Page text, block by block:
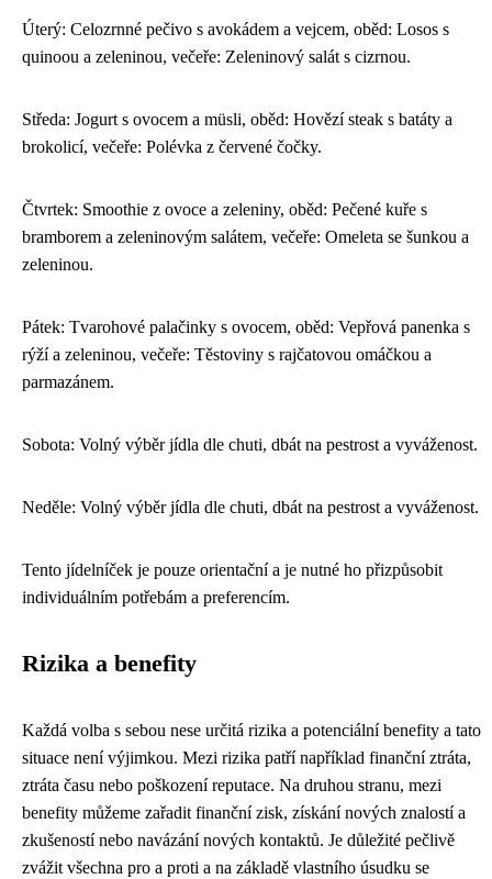
Úterý: Celozrnné pečivo s avokádem a vejcem, oběd: Losos s
quinoou a zeleninou, večeře: Zeleninový salát s cizrnou.
Středa: Jogurt s ovocem a müsli, oběd: Hovězí steak s batáty a
brokolicí, večeře: Polévka z červené čočky.
Čtvrtek: Smoothie z ovoce a zeleniny, oběd: Pečené kuře s
bramborem a zeleninovým salátem, večeře: Omeleta se šunkou a
zeleninou.
Pátek: Tvarohové palačinky s ovocem, oběd: Vepřová panenka s
rýží a zeleninou, večeře: Těstoviny s rajčatovou omáčkou a
parmazánem.
Sobota: Volný výběr jídla dle chuti, dbát na pestrost a vyváženost.
Neděle: Volný výběr jídla dle chuti, dbát na pestrost a vyváženost.
Tento jídelníček je pouze orientační a je nutné ho přizpůsobit
individuálním potřebám a preferencím.
Rizika a benefity
Každá volba s sebou nese určitá rizika a potenciální benefity a tato
situace není výjimkou. Mezi rizika patří například finanční ztráta,
ztráta času nebo poškození reputace. Na druhou stranu, mezi
benefity můžeme zařadit finanční zisk, získání nových znalostí a
zkušeností nebo navázání nových kontaktů. Je důležité pečlivě
zvážit všechna pro a proti a na základě vlastního úsudku se